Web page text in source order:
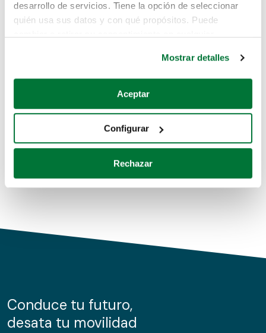
desarrollo de servicios. Tiene la opción de seleccionar
quién usa sus datos y con qué propósitos. Puede
Si lo permite, también quisiéramos:
Recopilar información sobre su ubicación geográfica
Identificar su dispositivo analizándolo activamente
para buscar características específicas (huellas
Obtenga más información sobre cómo se procesan sus
de cookies.
información sobre el uso que haga del sitio web con
nuestros partners de redes sociales, publicidad y análisis
Mostrar detalles
Aceptar
Configurar
Rechazar
Pero puedes encontrar el coche que estás
buscando en alguno de estos enlaces:
Coches de segunda mano
Coches de km0
Conduce tu futuro,
desata tu movilidad